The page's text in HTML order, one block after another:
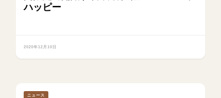
ハッピー
2020年12月10日
ニュース